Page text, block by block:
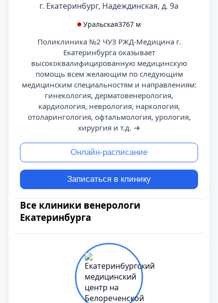
г. Екатеринбург, Надеждинская, д. 9а
Уральская3767 м
Поликлиника №2 ЧУЗ РЖД-Медицина г.
Екатеринбурга оказывает
высококвалифицированную медицинскую
помощь всем желающим по следующим
медицинским специальностям и направлениям:
гинекология, дерматовенерология,
кардиология, неврология, наркология,
отоларингология, офтальмология, урология,
хирургия и т.д. →
Онлайн-расписание
Записаться в клинику
Все клиники венерологи
Екатеринбурга